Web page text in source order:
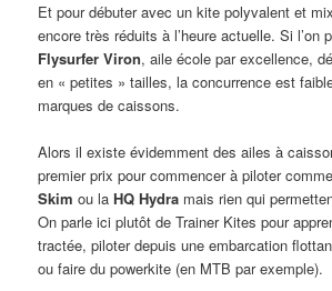
Et pour débuter avec un kite polyvalent et
encore très réduits à l’heure actuelle. Si l’on
Flysurfer Viron, aile école par excellence,
en « petites » tailles, la concurrence est
marques de caissons.
Alors il existe évidemment des ailes à
premier prix pour commencer à piloter
Skim ou laHQ Hydra mais rien qui
On parle ici plutôt de Trainer Kites pour
tractée, piloter depuis une embarcation
ou faire du powerkite (en MTB par exemple).